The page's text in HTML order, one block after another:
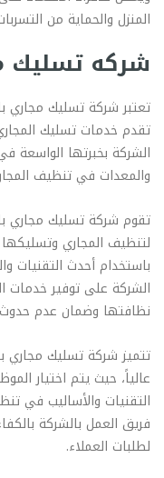
المنزل والحماية من
شركه تسليك
تعتبر شركة تسليك مجاري
تقدم خدمات تسليك
الشركة بخبرتها الواسعة
والمعدات في تنظيف
تقوم شركة تسليك مجاري
لتنظيف المجاري
باستخدام أحدث التقنيات
الشركة على توفير خدمات
نظافتها وضمان عدم
تتميز شركة تسليك مجاري
عالياً، حيث يتم اختيار
التقنيات والأساليب في
فريق العمل بالشركة
لطلبات العملاء.